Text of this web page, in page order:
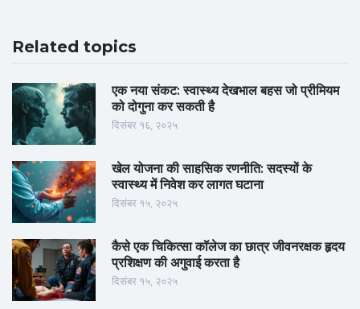
Related topics
एक नया संकट: स्वास्थ्य देखभाल बहस जो प्रीमियम
को दोगुना कर सकती है
दिसंबर १६, २०२५
खेल योजना की साहसिक रणनीति: सदस्यों के
स्वास्थ्य में निवेश कर लागत घटाना
दिसंबर १५, २०२५
कैसे एक चिकित्सा कॉलेज का छात्र जीवनरक्षक हृदय
प्रशिक्षण की अगुवाई करता है
दिसंबर १५, २०२५